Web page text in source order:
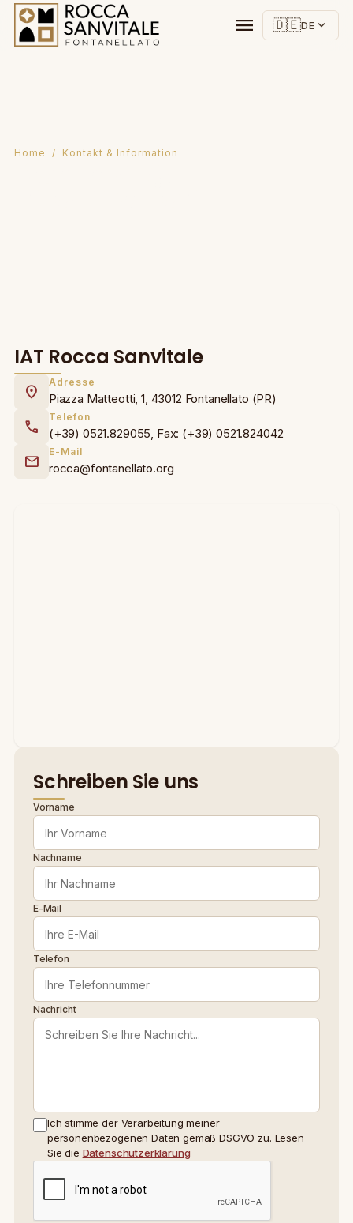
menu 🇩🇪DE expand_more
Home / Kontakt & Information
IAT Rocca Sanvitale
location_on
Adresse
Piazza Matteotti, 1, 43012 Fontanellato (PR)
call
Telefon
(+39) 0521.829055, Fax: (+39) 0521.824042
mail
E-Mail
rocca@fontanellato.org
Schreiben Sie uns
Vorname
Nachname
E-Mail
Telefon
Nachricht
Ich stimme der Verarbeitung meiner
personenbezogenen Daten gemäß DSGVO zu. Lesen
Sie die Datenschutzerklärung